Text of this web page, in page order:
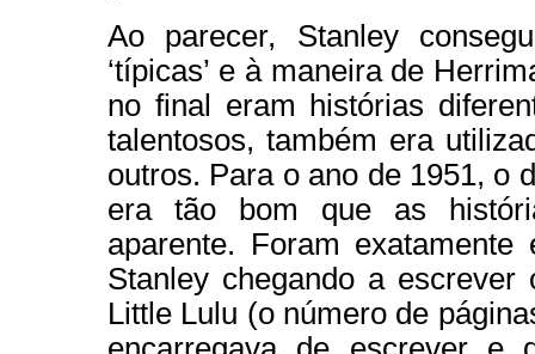
Ao parecer, Stanley
‘típicas’ e à maneira de
no final eram histórias
talentosos, também era
outros. Para o ano de 1951, o
era tão bom que as
aparente. Foram
Stanley chegando a
Little Lulu (o número de